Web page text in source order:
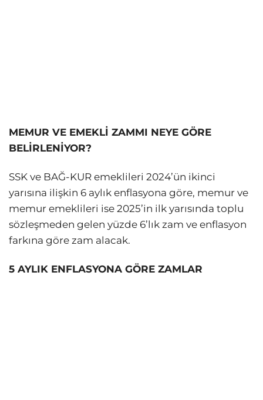
MEMUR VE EMEKLİ ZAMMI NEYE GÖRE
BELİRLENİYOR?
SSK ve BAĞ-KUR emeklileri 2024’ün ikinci
yarısına ilişkin 6 aylık enflasyona göre, memur ve
memur emeklileri ise 2025’in ilk yarısında toplu
sözleşmeden gelen yüzde 6’lık zam ve enflasyon
farkına göre zam alacak.
5 AYLIK ENFLASYONA GÖRE ZAMLAR